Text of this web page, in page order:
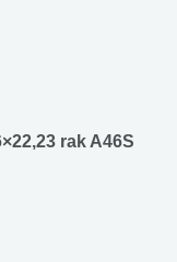
rak A46S